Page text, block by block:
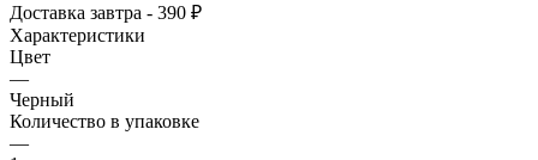
Доставка завтра - 390 ₽
Характеристики
Цвет
—
Черный
Количество в упаковке
—